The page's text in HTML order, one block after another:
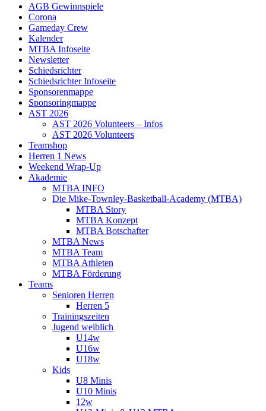
AGB Gewinnspiele
Corona
Gameday Crew
Kalender
MTBA Infoseite
Newsletter
Schiedsrichter
Schiedsrichter Infoseite
Sponsorenmappe
Sponsoringmappe
AST 2026
AST 2026 Volunteers – Infos
AST 2026 Volunteers
Teamshop
Herren 1 News
Weekend Wrap-Up
Akademie
MTBA INFO
Die Mike-Townley-Basketball-Academy (MTBA)
MTBA Story
MTBA Konzept
MTBA Botschafter
MTBA News
MTBA Team
MTBA Athleten
MTBA Förderung
Teams
Senioren Herren
Herren 5
Trainingszeiten
Jugend weiblich
U14w
U16w
U18w
Kids
U8 Minis
U10 Minis
12w